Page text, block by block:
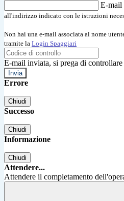
E-mail
all'indirizzo indicato con le istruzioni
Non hai una e-mail associata al nome
tramite la Login Spaggiari
E-mail inviata, si prega di
Errore
Chiudi
Successo
Chiudi
Informazione
Chiudi
Attendere...
Attendere il completamento